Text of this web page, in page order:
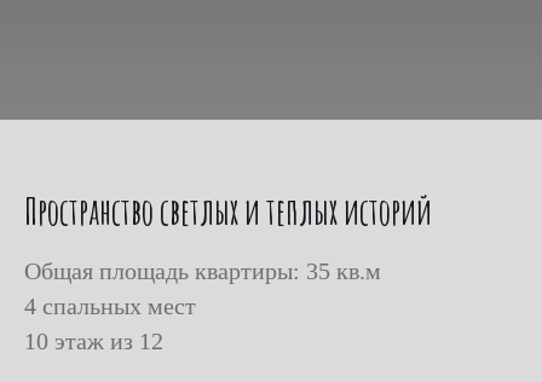
Пространство светлых и теплых историй
Общая площадь квартиры: 35 кв.м
4 спальных мест
10 этаж из 12